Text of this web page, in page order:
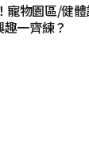
寵物園區/健
一齊練？